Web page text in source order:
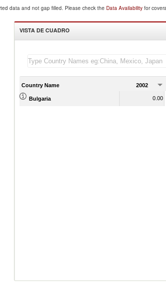
data and not gap filled. Please check the Data Availability for
VISTA DE CUADRO
Country Name 2002
Bulgaria 0.00